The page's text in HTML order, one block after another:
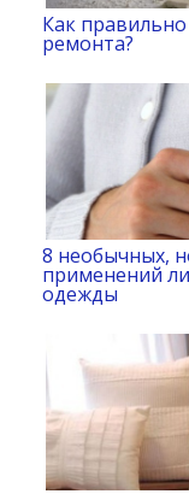
Как
ремонта?
8 необычных,
применений
одежды